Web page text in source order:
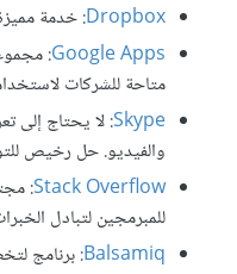
Dropbox: خدمة
Google Apps
:
متاحة للشركات
Skype: لا يحتاج إلى
والفيديو. حل رخيص
Stack Overflow
:
للمبرمجين لتبادل
Balsamiq: برنامج